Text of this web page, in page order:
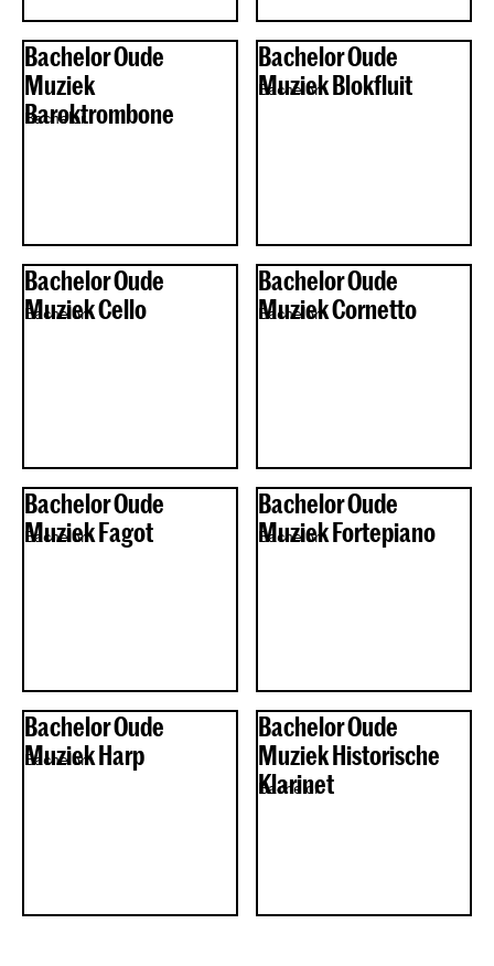
Bachelor Oude
Muziek
Baroktrombone
Bachelor
Bachelor Oude
Muziek Blokfluit
Bachelor
Bachelor Oude
Muziek Cello
Bachelor
Bachelor Oude
Muziek Cornetto
Bachelor
Bachelor Oude
Muziek Fagot
Bachelor
Bachelor Oude
Muziek Fortepiano
Bachelor
Bachelor Oude
Muziek Harp
Bachelor
Bachelor Oude
Muziek Historische
Klarinet
Bachelor